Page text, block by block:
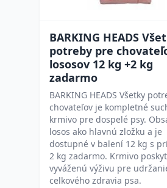
BARKING HEADS
potreby pre
lososov 12 kg +2 kg
zadarmo
BARKING HEADS Všetky
chovateľov je kompletné
krmivo pre dospelé psy.
losos ako hlavnú zložku a je
dostupné v balení 12 kg s
2 kg zadarmo. Krmivo
vyváženú výživu pre
celkového zdravia psa.